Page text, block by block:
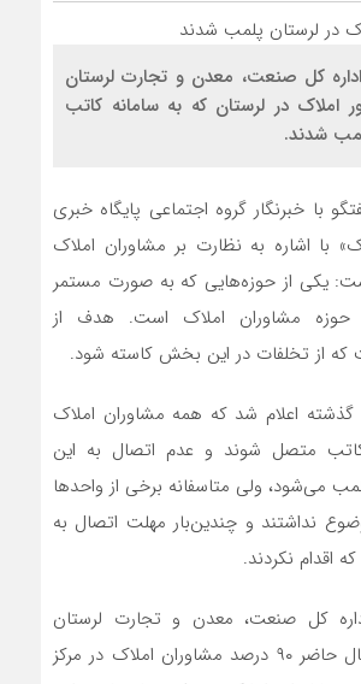
کل صنعت، معدن و تجارت لرستان
مشاور املاک در لرستان که به سامانه کاتب
شدند.
با خبرنگار گروه اجتماعی پایگاه خبری
با اشاره به نظارت بر مشاوران املاک
یکی از حوزه‌هایی که به صورت مستمر
حوزه مشاوران املاک است. هدف از
که از تخلفات در این بخش کاسته شود.
گذشته اعلام شد که همه مشاوران املاک
کاتب متصل شوند و عدم اتصال به این
می‌شود، ولی متاسفانه برخی از واحدها
نداشتند و چندین‌بار مهلت اتصال به
اقدام نکردند.
کل صنعت، معدن و تجارت لرستان
تصریح کرد: در حال حاضر ۹۰ درصد مشاوران املاک در مرکز